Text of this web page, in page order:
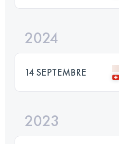
2024
14 SEPTEMBRE
2023